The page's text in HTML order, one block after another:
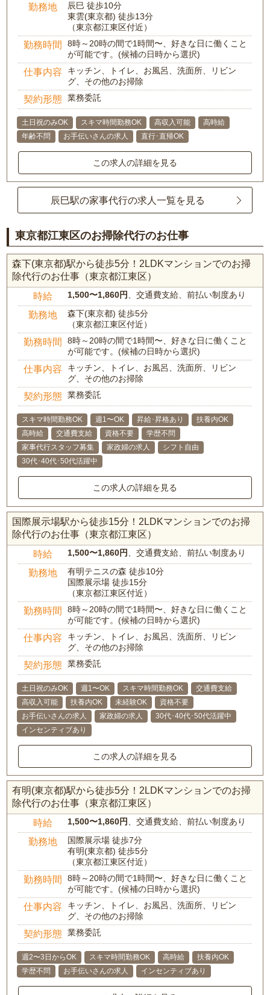
勤務地
辰巳 徒歩10分
東雲(東京都) 徒歩13分
（東京都江東区付近）
勤務時間
8時～20時の間で1時間〜、好きな日に働くこと
が可能です。(候補の日時から選択)
仕事内容
キッチン、トイレ、お風呂、洗面所、リビン
グ、その他のお掃除
契約形態 業務委託
土日祝のみOK スキマ時間勤務OK 高収入可能
高時給
年齢不問
お手伝いさんの求人 直行･直帰OK
この求人の詳細を見る
辰巳駅の家事代行の求人一覧を見る
東京都江東区のお掃除代行のお仕事
森下(東京都)駅から徒歩5分！2LDKマンションでのお掃
除代行のお仕事（東京都江東区）
時給 1,500〜1,860円 、交通費支給、前払い制度あり
勤務地
森下(東京都) 徒歩5分
（東京都江東区付近）
勤務時間
8時～20時の間で1時間〜、好きな日に働くこと
が可能です。(候補の日時から選択)
仕事内容
キッチン、トイレ、お風呂、洗面所、リビン
グ、その他のお掃除
契約形態 業務委託
スキマ時間勤務OK 週1〜OK 昇給･昇格あり
扶養内OK
高時給
交通費支給 資格不要
学歴不問
家事代行スタッフ募集
家政婦の求人
シフト自由
30代･40代･50代活躍中
この求人の詳細を見る
国際展示場駅から徒歩15分！2LDKマンションでのお掃
除代行のお仕事（東京都江東区）
時給 1,500〜1,860円 、交通費支給、前払い制度あり
勤務地
有明テニスの森 徒歩10分
国際展示場 徒歩15分
（東京都江東区付近）
勤務時間
8時～20時の間で1時間〜、好きな日に働くこと
が可能です。(候補の日時から選択)
仕事内容
キッチン、トイレ、お風呂、洗面所、リビン
グ、その他のお掃除
契約形態 業務委託
土日祝のみOK 週1〜OK スキマ時間勤務OK
交通費支給
高収入可能
扶養内OK 未経験OK
資格不要
お手伝いさんの求人
家政婦の求人
30代･40代･50代活躍中
インセンティブあり
この求人の詳細を見る
有明(東京都)駅から徒歩5分！2LDKマンションでのお掃
除代行のお仕事（東京都江東区）
時給 1,500〜1,860円 、交通費支給、前払い制度あり
勤務地
国際展示場 徒歩7分
有明(東京都) 徒歩5分
（東京都江東区付近）
勤務時間
8時～20時の間で1時間〜、好きな日に働くこと
が可能です。(候補の日時から選択)
仕事内容
キッチン、トイレ、お風呂、洗面所、リビン
グ、その他のお掃除
契約形態 業務委託
週2〜3日からOK スキマ時間勤務OK 高時給
扶養内OK
学歴不問
お手伝いさんの求人 インセンティブあり